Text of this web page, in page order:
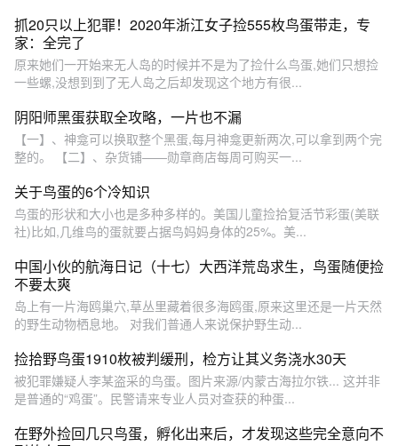
抓20只以上犯罪！2020年浙江女子捡555枚鸟蛋带走，专
家：全完了
原来她们一开始来无人岛的时候并不是为了捡什么鸟蛋,她们只想捡
一些螺,没想到到了无人岛之后却发现这个地方有很...
阴阳师黑蛋获取全攻略，一片也不漏
【一】、神龛可以换取整个黑蛋,每月神龛更新两次,可以拿到两个完
整的。 【二】、杂货铺——勋章商店每周可购买一...
关于鸟蛋的6个冷知识
鸟蛋的形状和大小也是多种多样的。美国儿童捡拾复活节彩蛋(美联
社)比如,几维鸟的蛋就要占据鸟妈妈身体的25%。美...
中国小伙的航海日记（十七）大西洋荒岛求生，鸟蛋随便捡
不要太爽
岛上有一片海鸥巢穴,草丛里藏着很多海鸥蛋,原来这里还是一片天然
的野生动物栖息地。 对我们普通人来说保护野生动...
捡拾野鸟蛋1910枚被判缓刑，检方让其义务浇水30天
被犯罪嫌疑人李某盗采的鸟蛋。图片来源/内蒙古海拉尔铁... 这并非
是普通的“鸡蛋”。民警请来专业人员对查获的种蛋...
在野外捡回几只鸟蛋，孵化出来后，才发现这些完全意向不